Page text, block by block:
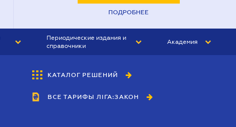
ПОДРОБНЕЕ
Периодические издания и
справочники
БУХГАЛТЕР&ЗАКОН
ВЕСТНИК МСФО
Академия
КАТАЛОГ РЕШЕНИЙ
ВСЕ ТАРИФЫ ЛІГА:ЗАКОН